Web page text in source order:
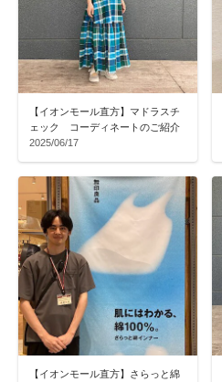
【イオンモール直方】マドラスチ
ェック コーディネートのご紹介
2025/06/17
【イオンモール直方】さらっと綿